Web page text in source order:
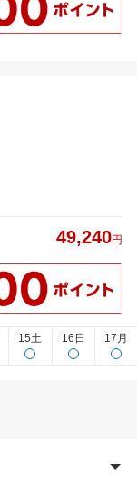
49,240円
15土 16日 17月